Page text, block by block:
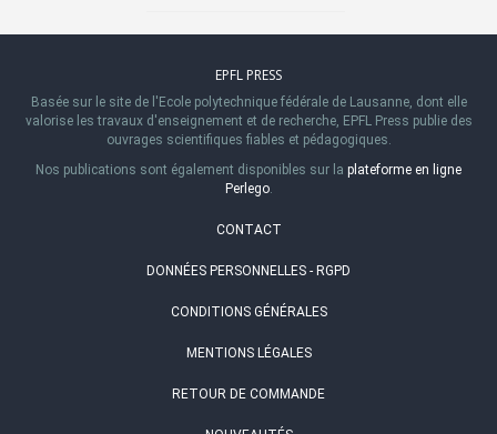
EPFL PRESS
Basée sur le site de l'Ecole polytechnique fédérale de Lausanne, dont elle
valorise les travaux d'enseignement et de recherche, EPFL Press publie des
ouvrages scientifiques fiables et pédagogiques.
Nos publications sont également disponibles sur la plateforme en ligne
Perlego.
CONTACT
DONNÉES PERSONNELLES - RGPD
CONDITIONS GÉNÉRALES
MENTIONS LÉGALES
RETOUR DE COMMANDE